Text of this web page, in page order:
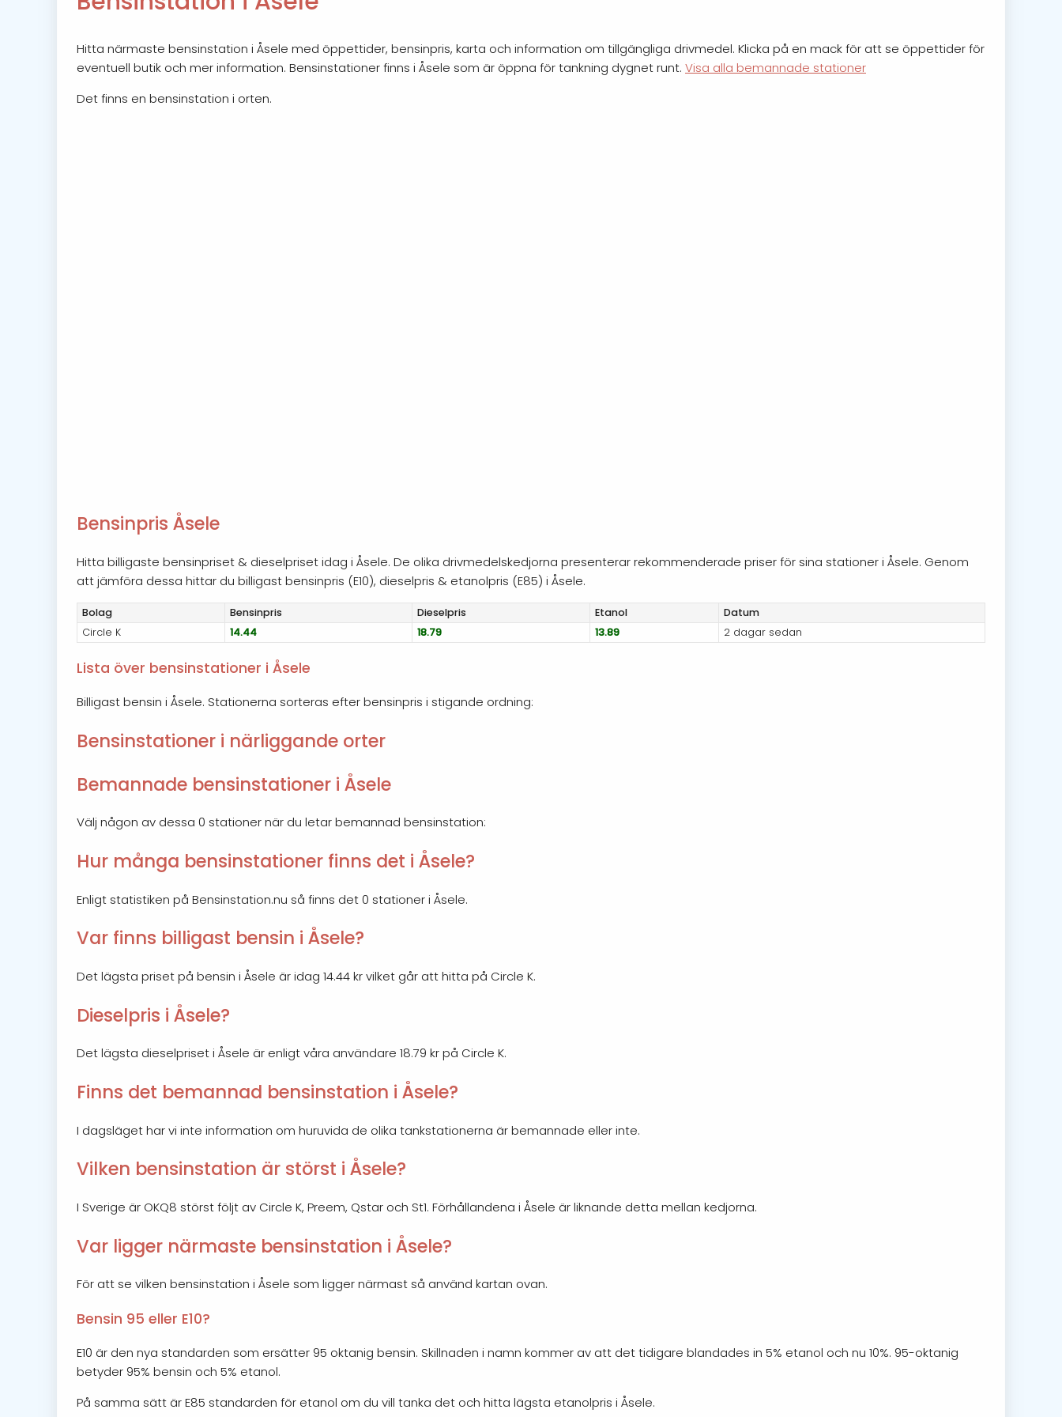
Hitta närmaste bensinstation i Åsele med öppettider, bensinpris, karta och information om tillgängliga drivmedel. Klicka på en mack för att se öppettider för
eventuell butik och mer information. Bensinstationer finns i Åsele som är öppna för tankning dygnet runt. Visa alla bemannade stationer
Det finns en bensinstation i orten.
Bensinpris Åsele
Hitta billigaste bensinpriset & dieselpriset idag i Åsele. De olika drivmedelskedjorna presenterar rekommenderade priser för sina stationer i Åsele. Genom
att jämföra dessa hittar du billigast bensinpris (E10), dieselpris & etanolpris (E85) i Åsele.
Bolag Bensinpris Dieselpris Etanol
Datum
Circle K
14.44 18.79 13.89 2 dagar sedan
Lista över bensinstationer i Åsele
Billigast bensin i Åsele. Stationerna sorteras efter bensinpris i stigande ordning:
Bensinstationer i närliggande orter
Bemannade bensinstationer i Åsele
Välj någon av dessa 0 stationer när du letar bemannad bensinstation:
Hur många bensinstationer finns det i Åsele?
Enligt statistiken på Bensinstation.nu så finns det 0 stationer i Åsele.
Var finns billigast bensin i Åsele?
Det lägsta priset på bensin i Åsele är idag 14.44 kr vilket går att hitta på Circle K.
Dieselpris i Åsele?
Det lägsta dieselpriset i Åsele är enligt våra användare 18.79 kr på Circle K.
Finns det bemannad bensinstation i Åsele?
I dagsläget har vi inte information om huruvida de olika tankstationerna är bemannade eller inte.
Vilken bensinstation är störst i Åsele?
I Sverige är OKQ8 störst följt av Circle K, Preem, Qstar och St1. Förhållandena i Åsele är liknande detta mellan kedjorna.
Var ligger närmaste bensinstation i Åsele?
För att se vilken bensinstation i Åsele som ligger närmast så använd kartan ovan.
Bensin 95 eller E10?
E10 är den nya standarden som ersätter 95 oktanig bensin. Skillnaden i namn kommer av att det tidigare blandades in 5% etanol och nu 10%. 95-oktanig
betyder 95% bensin och 5% etanol.
På samma sätt är E85 standarden för etanol om du vill tanka det och hitta lägsta etanolpris i Åsele.